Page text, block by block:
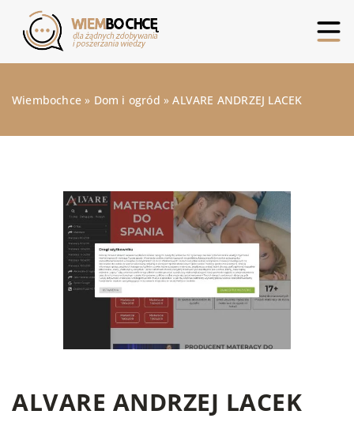
Wiembochce » Dom i ogród »ALVARE ANDRZEJ LACEK
ALVARE ANDRZEJ LACEK